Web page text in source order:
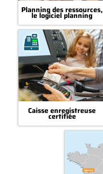
Planning des ressources,
le logiciel planning
Caisse enregistreuse
certifiée